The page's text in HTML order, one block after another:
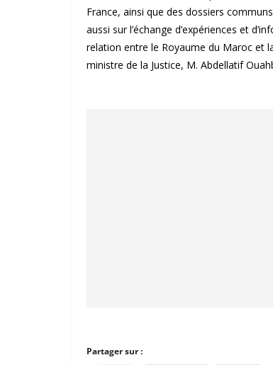
France, ainsi que des dossiers
aussi sur l’échange d’expériences et
relation entre le Royaume du Maroc et
ministre de la Justice, M. Abdellatif
Partager sur :